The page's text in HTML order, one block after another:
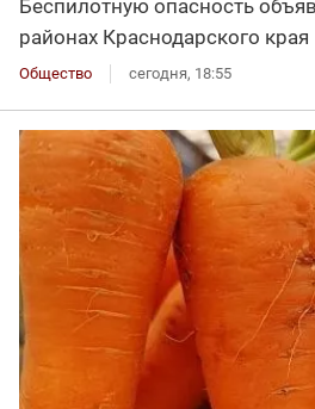
Беспилотную опасность
районах Краснодарского края
Общество сегодня, 18:55